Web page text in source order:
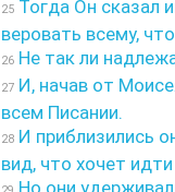
25 Тогда Он сказал
веровать всему,
26 Не так ли
27 И, начав от
всем Писании.
28 И приблизились
вид, что хочет